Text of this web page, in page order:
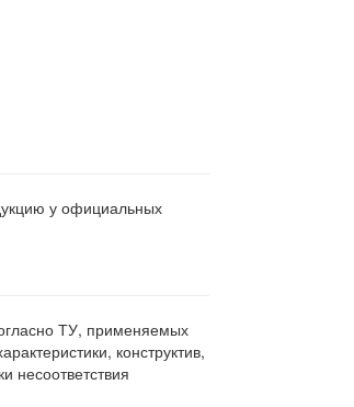
у официальных
ТУ, применяемых
конструктив,
несоответствия